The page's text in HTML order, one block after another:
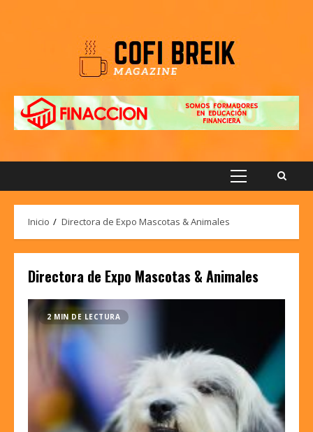
Menú
Inicio Directora de Expo Mascotas & Animales
Directora de Expo Mascotas & Animales
2 MIN DE LECTURA